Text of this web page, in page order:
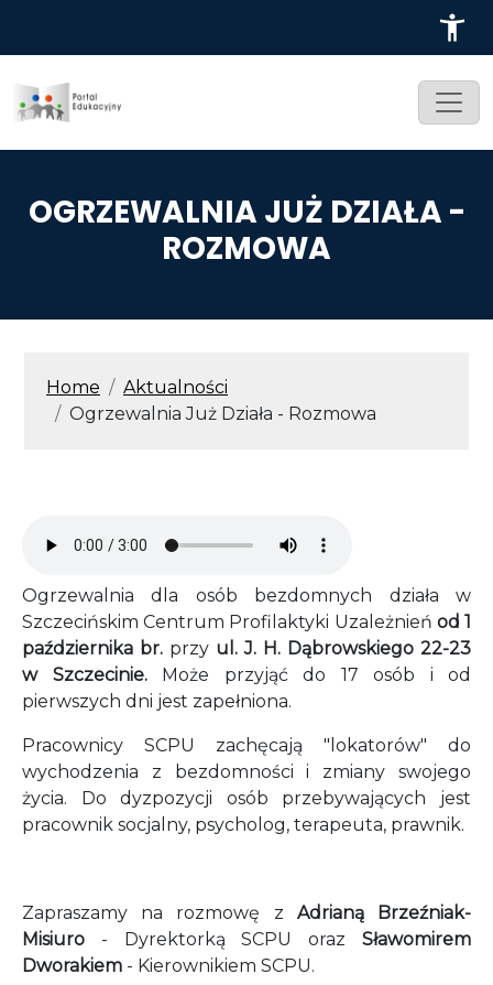
OGRZEWALNIA JUŻ DZIAŁA -
ROZMOWA
ŚCIEŻKA NAWIGACYJNA
Home
Aktualności
Ogrzewalnia Już Działa - Rozmowa
Ogrzewalnia dla osób bezdomnych działa w
Szczecińskim Centrum Profilaktyki Uzależnień od 1
października br. przy ul. J. H. Dąbrowskiego 22-23
w Szczecinie. Może przyjąć do 17 osób i od
pierwszych dni jest zapełniona.
Pracownicy SCPU zachęcają "lokatorów" do
wychodzenia z bezdomności i zmiany swojego
życia. Do dyzpozycji osób przebywających jest
pracownik socjalny, psycholog, terapeuta, prawnik.
Zapraszamy na rozmowę z Adrianą Brzeźniak-
Misiuro - Dyrektorką SCPU oraz Sławomirem
Dworakiem - Kierownikiem SCPU.